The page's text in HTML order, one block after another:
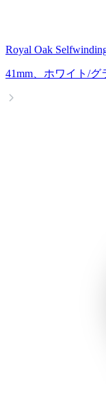
Royal Oak
41mm、ホワイト/